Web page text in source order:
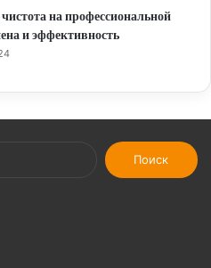
на профессиональной
и эффективность
Найти: